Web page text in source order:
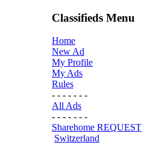
Classifieds Menu
Home
New Ad
My Profile
My Ads
Rules
- - - - - - -
All Ads
- - - - - - -
Sharehome REQUEST
Switzerland